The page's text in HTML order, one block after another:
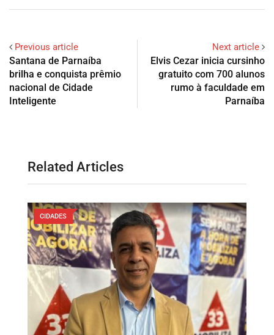
Previous article
Santana de Parnaíba
brilha e conquista prêmio
nacional de Cidade
Inteligente
Next article
Elvis Cezar inicia cursinho
gratuito com 700 alunos
rumo à faculdade em
Parnaíba
Related Articles
CIDADES